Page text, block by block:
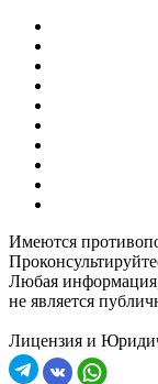
Имеются
Любая
не является
Лицензия и